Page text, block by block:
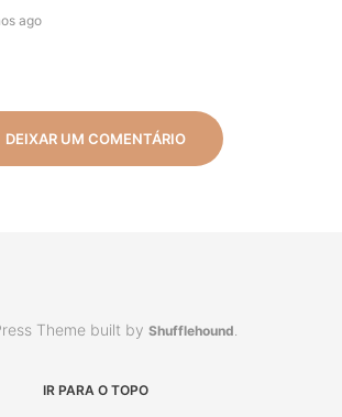
ago
DEIXAR UM COMENTÁRIO
Theme built by Shufflehound
IR PARA O TOPO